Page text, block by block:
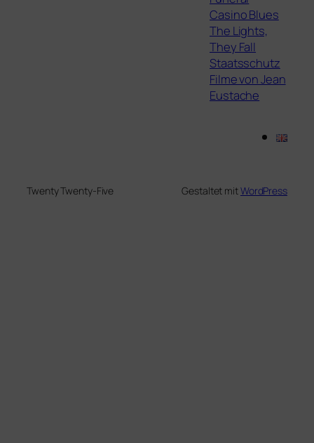
Casino Blues
The Lights,
They Fall
Staatsschutz
Filme von Jean
Eustache
Twenty Twenty-Five Gestaltet mitWordPress